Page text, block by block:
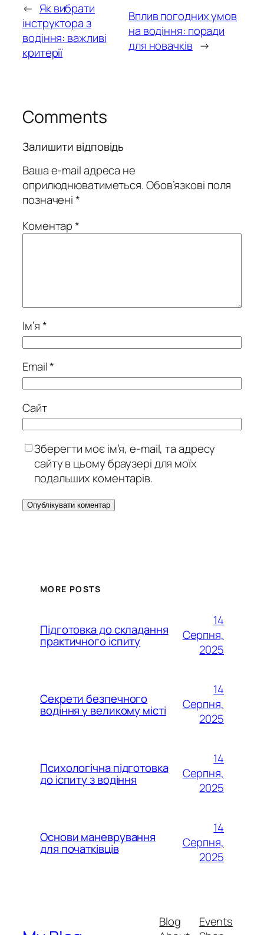
← Як вибрати
інструктора з
водіння: важливі
критерії
Вплив погодних умов
на водіння: поради
для новачків →
Comments
Залишити відповідь
Ваша e-mail адреса не
оприлюднюватиметься.Обов’язкові поля
позначені*
Коментар*
Ім’я*
Email*
Сайт
Зберегти моє ім’я, e-mail, та адресу
сайту в цьому браузері для моїх
подальших коментарів.
MORE POSTS
Підготовка до складання
практичного іспиту
14
Серпня,
2025
Секрети безпечного
водіння у великому місті
14
Серпня,
2025
Психологічна підготовка
до іспиту з водіння
14
Серпня,
2025
Основи маневрування
для початківців
14
Серпня,
2025
Blog
Events